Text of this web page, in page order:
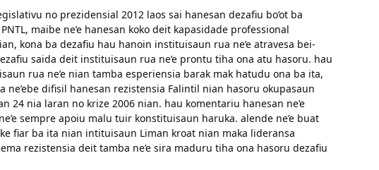
no prezidensial 2012 laos sai hanesan dezafiu bo’ot ba
maibe ne’e hanesan koko deit kapasidade professional
kona ba dezafiu hau hanoin instituisaun rua ne’e atravesa bei-
saida deit instituisaun rua ne’e prontu tiha ona atu hasoru. hau
rua ne’e nian tamba esperiensia barak mak hatudu ona ba ita,
ne’ebe difisil hanesan rezistensia Falintil nian hasoru okupasaun
24 nia laran no krize 2006 nian. hau komentariu hanesan ne’e
sempre apoiu malu tuir konstituisaun haruka. alende ne’e buat
fiar ba ita nian intituisaun Liman kroat nian maka lideransa
rezistensia deit tamba ne’e sira maduru tiha ona hasoru dezafiu